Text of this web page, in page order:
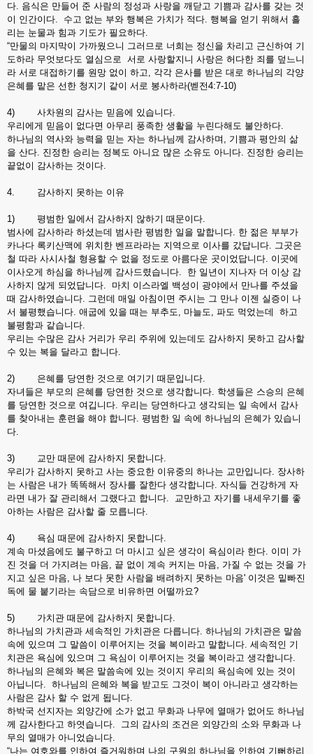
다. 음식은 만들어 준 사람의 정성과 사랑을 깨닫고 기쁨과 감사를 갖는 것
이 인간이다. 수고 없는 부와 행복은 가치가 적다. 행복을 얻기 위해서 흘
리는 눈물과 힘과 기도가 필요하다.
“만물의 마지막이 가까웠으니 그러므로 너희는 정신을 차리고 근신하여 기
도하라 무엇보다도 열심으로 서로 사랑할지니 사랑은 허다한 죄를 덮느니
라 서로 대접하기를 원망 없이 하고, 각각 은사를 받은 대로 하나님의 각양
은혜를 맡은 선한 청지기 같이 서로 봉사하라(벧전4:7-10)
4) 사차원의 감사는 믿음에 있습니다.
우리에게 믿음이 없다면 아무리 풍족한 생활을 누린다해도 불안하다.
하나님의 역사와 능력을 믿는 자는 하나님께 감사하며, 기쁨과 평안의 삶
을 산다. 진정한 승리는 정복도 아니요 많은 소유도 아니다. 진정한 승리는
끝없이 감사하는 것이다.
4. 감사하지 못하는 이유
1) 평범한 일에서 감사하지 않하기 때문이다.
범사에 감사하라 하셨는데 범사란 평범한 일을 말합니다. 한 젊은 부부가
카나다 록키산맥에 위치한 벤프라라는 지역으로 이사를 갔답니다. 그곳은
철 따라 사시사철 형용할 수 없을 정도로 아름다운 곳이었답니다. 이곳에
이사오게 하심을 하나님께 감사드렸습니다. 한 일년이 지나자 더 이상 감
사하지 않게 되었답니다. 마치 이스라엘 백성이 광야에서 만나를 주셨을
때 감사하였습니다. 그런데 매일 아침이면 주시는 그 만나 이젠 실증이 나
서 불평했습니다. 애굽에 있을 때는 부추도, 마늘도, 파도 먹었는데 하고
불평함과 같습니다.
우리는 수많은 감사 거리가 우리 주위에 있는데도 감사하지 못하고 감사할
수 있는 복을 달라고 합니다.
2) 은혜를 당연한 것으로 여기기 때문입니다.
자녀들은 부모의 은혜를 당연한 것으로 생각합니다. 학생들은 스승의 은혜
를 당연한 것으로 여깁니다. 우리는 당연하다고 생각되는 일 속에서 감사
를 찾아내는 훈련을 해야 합니다. 평범한 일 속에 하나님의 은혜가 있습니
다.
3) 교만 때문에 감사하지 못합니다.
우리가 감사하지 못하고 사는 중요한 이유중의 하나는 교만입니다. 장사하
는 사람은 내가 똑똑해서 장사를 잘한다 생각합니다. 자식들 건강하게 자
라면 내가 잘 관리해서 그랬다고 합니다. 교만하고 자기를 내세우기를 좋
아하는 사람은 감사할 줄 모릅니다.
4) 욕심 때문에 감사하지 못합니다.
계속 마셨음에도 불구하고 더 마시고 싶은 생각이 욕심이라 한다. 이미 가
진 것을 더 가지려는 마음, 끝 없이 계속 커지는 마음, 가질 수 없는 것을 가
지고 싶은 마음, 나 보다 못한 사람을 배려하지 못하는 마음' 이것은 밑빠진
독에 물 붙기라는 속담으로 비유하면 어떨까요?
5) 가치관 때문에 감사하지 못합니다.
하나님의 가치관과 세속적인 가치관은 다릅니다. 하나님의 가치관은 말씀
속에 있으며 그 말씀이 이루어지는 것을 복이라고 말합니다. 세속적인 기
치관은 욕심에 있으며 그 욕심이 이루어지는 것을 복이라고 생각합니다.
하나님의 은혜와 복은 말씀속에 있는 것이지 우리의 욕심속에 있는 것이
아닙니다. 하나님의 은혜와 복을 받고도 그것이 복이 아니라고 생각하는
사람은 감사 할 수 없게 됩니다.
하박국 선지자는 외양간에 소가 없고 무화과 나무에 열매가 없어도 하나님
께 감사한다고 하엿습니다. 그의 감사의 조건은 외양간의 소와 무화과 나
무의 열매가 아니었습니다.
“나는 여호와를 인하여 즐거워하며 나의 구원의 하나님을 인하여 기뻐하리